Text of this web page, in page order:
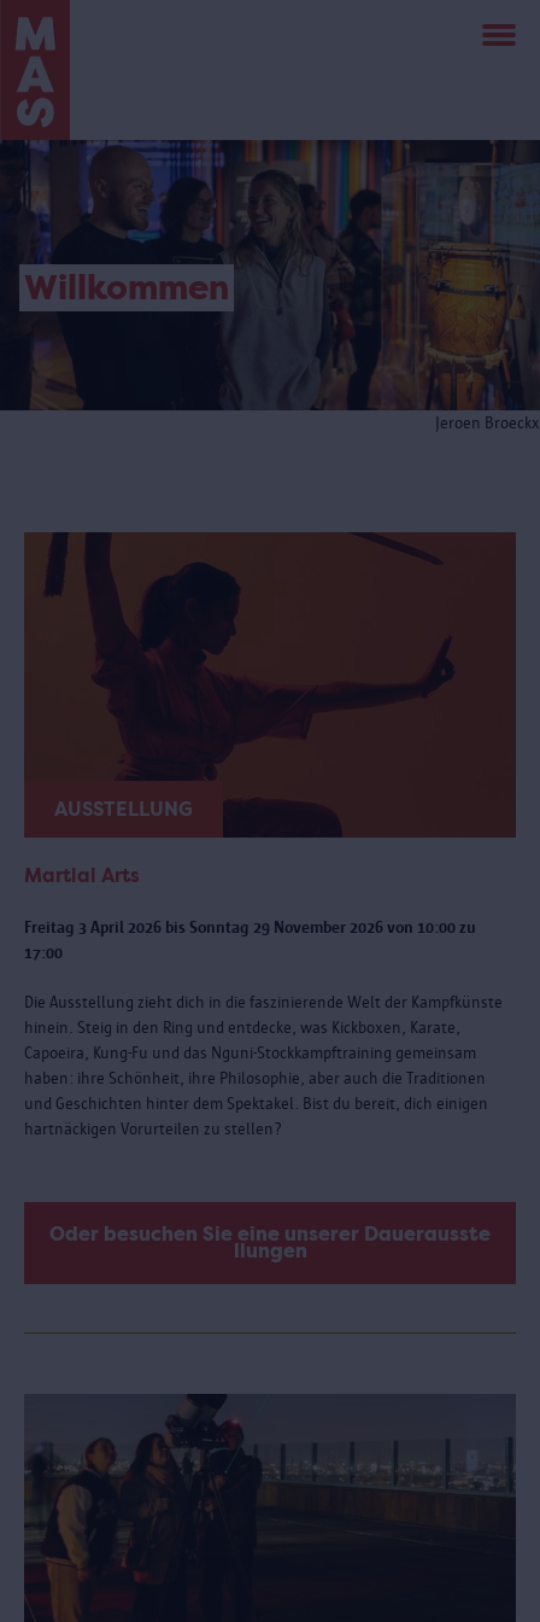
Direkt
zum
Inhalt
Jeroen Broeckx
Willkommen
AUSSTELLUNG
Martial Arts
Freitag 3 April 2026 bis Sonntag 29 November 2026 von 10:00 zu
17:00
Die Ausstellung zieht dich in die faszinierende Welt der Kampfkünste
hinein. Steig in den Ring und entdecke, was Kickboxen, Karate,
Capoeira, Kung-Fu und das Nguni-Stockkampftraining gemeinsam
haben: ihre Schönheit, ihre Philosophie, aber auch die Traditionen
und Geschichten hinter dem Spektakel. Bist du bereit, dich einigen
hartnäckigen Vorurteilen zu stellen?
Oder besuchen Sie eine unserer Dauerausste
llungen